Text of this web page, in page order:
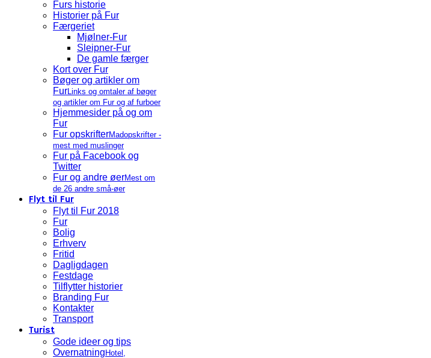
Furs historie
Historier på Fur
Færgeriet
Mjølner-Fur
Sleipner-Fur
De gamle færger
Kort over Fur
Bøger og artikler om
FurLinks og omtaler af bøger
og artikler om Fur og af furboer
Hjemmesider på og om
Fur
Fur opskrifterMadopskrifter -
mest med muslinger
Fur på Facebook og
Twitter
Fur og andre øerMest om
de 26 andre små-øer
Flyt til Fur
Flyt til Fur 2018
Fur
Bolig
Erhverv
Fritid
Dagligdagen
Festdage
Tilflytter historier
Branding Fur
Kontakter
Transport
Turist
Gode ideer og tips
Overnatning Hotel,